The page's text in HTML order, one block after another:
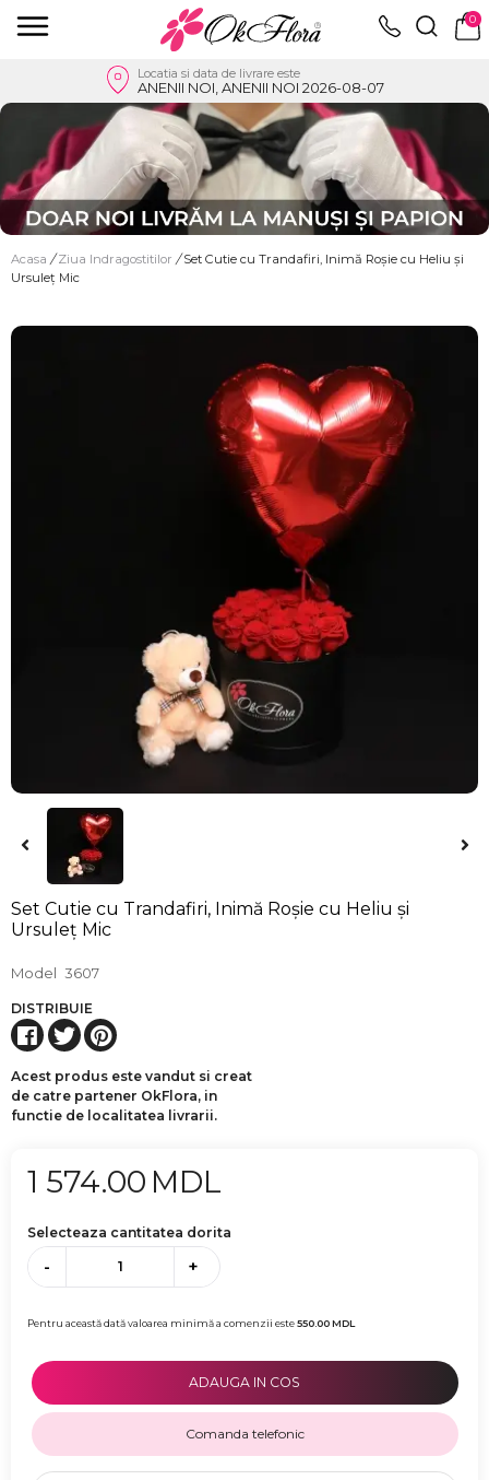
0
Locatia si data de livrare este
ANENII NOI, ANENII NOI 2026-08-07
Acasa / Ziua Indragostitilor / Set Cutie cu Trandafiri, Inimă Roșie cu Heliu și
Ursuleț Mic
Set Cutie cu Trandafiri, Inimă Roșie cu Heliu și
Ursuleț Mic
Model 3607
DISTRIBUIE
Acest produs este vandut si creat
de catre partener OkFlora, in
functie de localitatea livrarii.
1 574.00 MDL
Selecteaza cantitatea dorita
- +
Pentru această dată valoarea minimă a comenzii este550.00MDL
ADAUGA IN COS
Comanda telefonic